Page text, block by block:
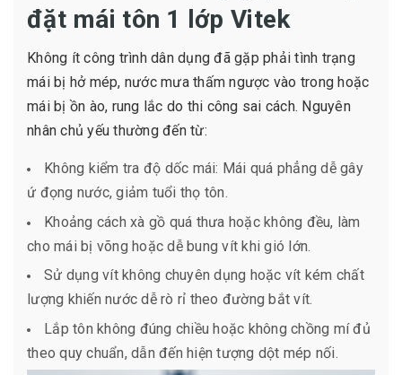
đặt mái tôn 1 lớp Vitek
Không ít công trình dân dụng đã gặp phải tình trạng
mái bị hở mép, nước mưa thấm ngược vào trong hoặc
mái bị ồn ào, rung lắc do thi công sai cách. Nguyên
nhân chủ yếu thường đến từ:
Không kiểm tra độ dốc mái: Mái quá phẳng dễ gây
ứ đọng nước, giảm tuổi thọ tôn.
Khoảng cách xà gồ quá thưa hoặc không đều, làm
cho mái bị võng hoặc dễ bung vít khi gió lớn.
Sử dụng vít không chuyên dụng hoặc vít kém chất
lượng khiến nước dễ rò rỉ theo đường bắt vít.
Lắp tôn không đúng chiều hoặc không chồng mí đủ
theo quy chuẩn, dẫn đến hiện tượng dột mép nối.